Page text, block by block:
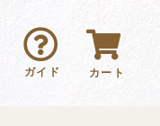
ガイド カート